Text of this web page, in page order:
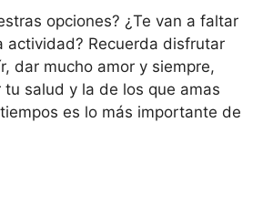
opciones? ¿Te van a faltar
actividad? Recuerda disfrutar
dar mucho amor y siempre,
tu salud y la de los que amas
es lo más importante de